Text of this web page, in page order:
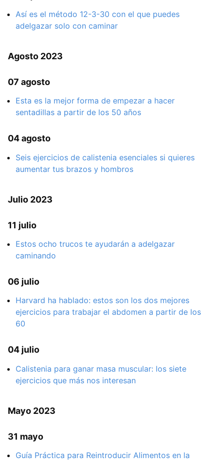
Así es el método 12-3-30 con el que puedes
adelgazar solo con caminar
Agosto 2023
07 agosto
Esta es la mejor forma de empezar a hacer
sentadillas a partir de los 50 años
04 agosto
Seis ejercicios de calistenia esenciales si quieres
aumentar tus brazos y hombros
Julio 2023
11 julio
Estos ocho trucos te ayudarán a adelgazar
caminando
06 julio
Harvard ha hablado: estos son los dos mejores
ejercicios para trabajar el abdomen a partir de los
60
04 julio
Calistenia para ganar masa muscular: los siete
ejercicios que más nos interesan
Mayo 2023
31 mayo
Guía Práctica para Reintroducir Alimentos en la